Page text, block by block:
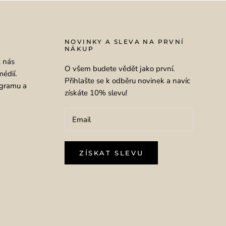
nás
a
NOVINKY A SLEVA NA PRVNÍ
NÁKUP
O všem budete vědět jako první.
Přihlašte se k odběru novinek a navíc
získáte 10% slevu!
ZÍSKAT SLEVU